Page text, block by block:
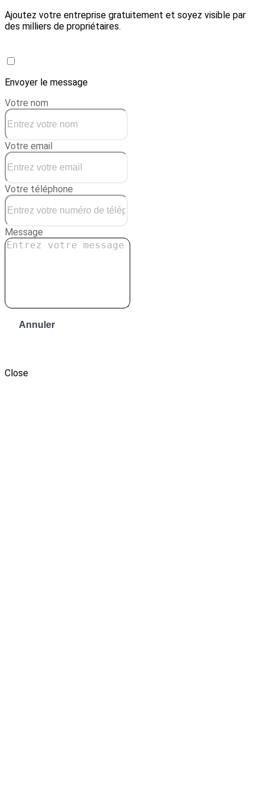
Ajoutez votre entreprise gratuitement et soyez visible par
des milliers de propriétaires.
Envoyer le message
Votre nom
Votre email
Votre téléphone
Message
Annuler
Close